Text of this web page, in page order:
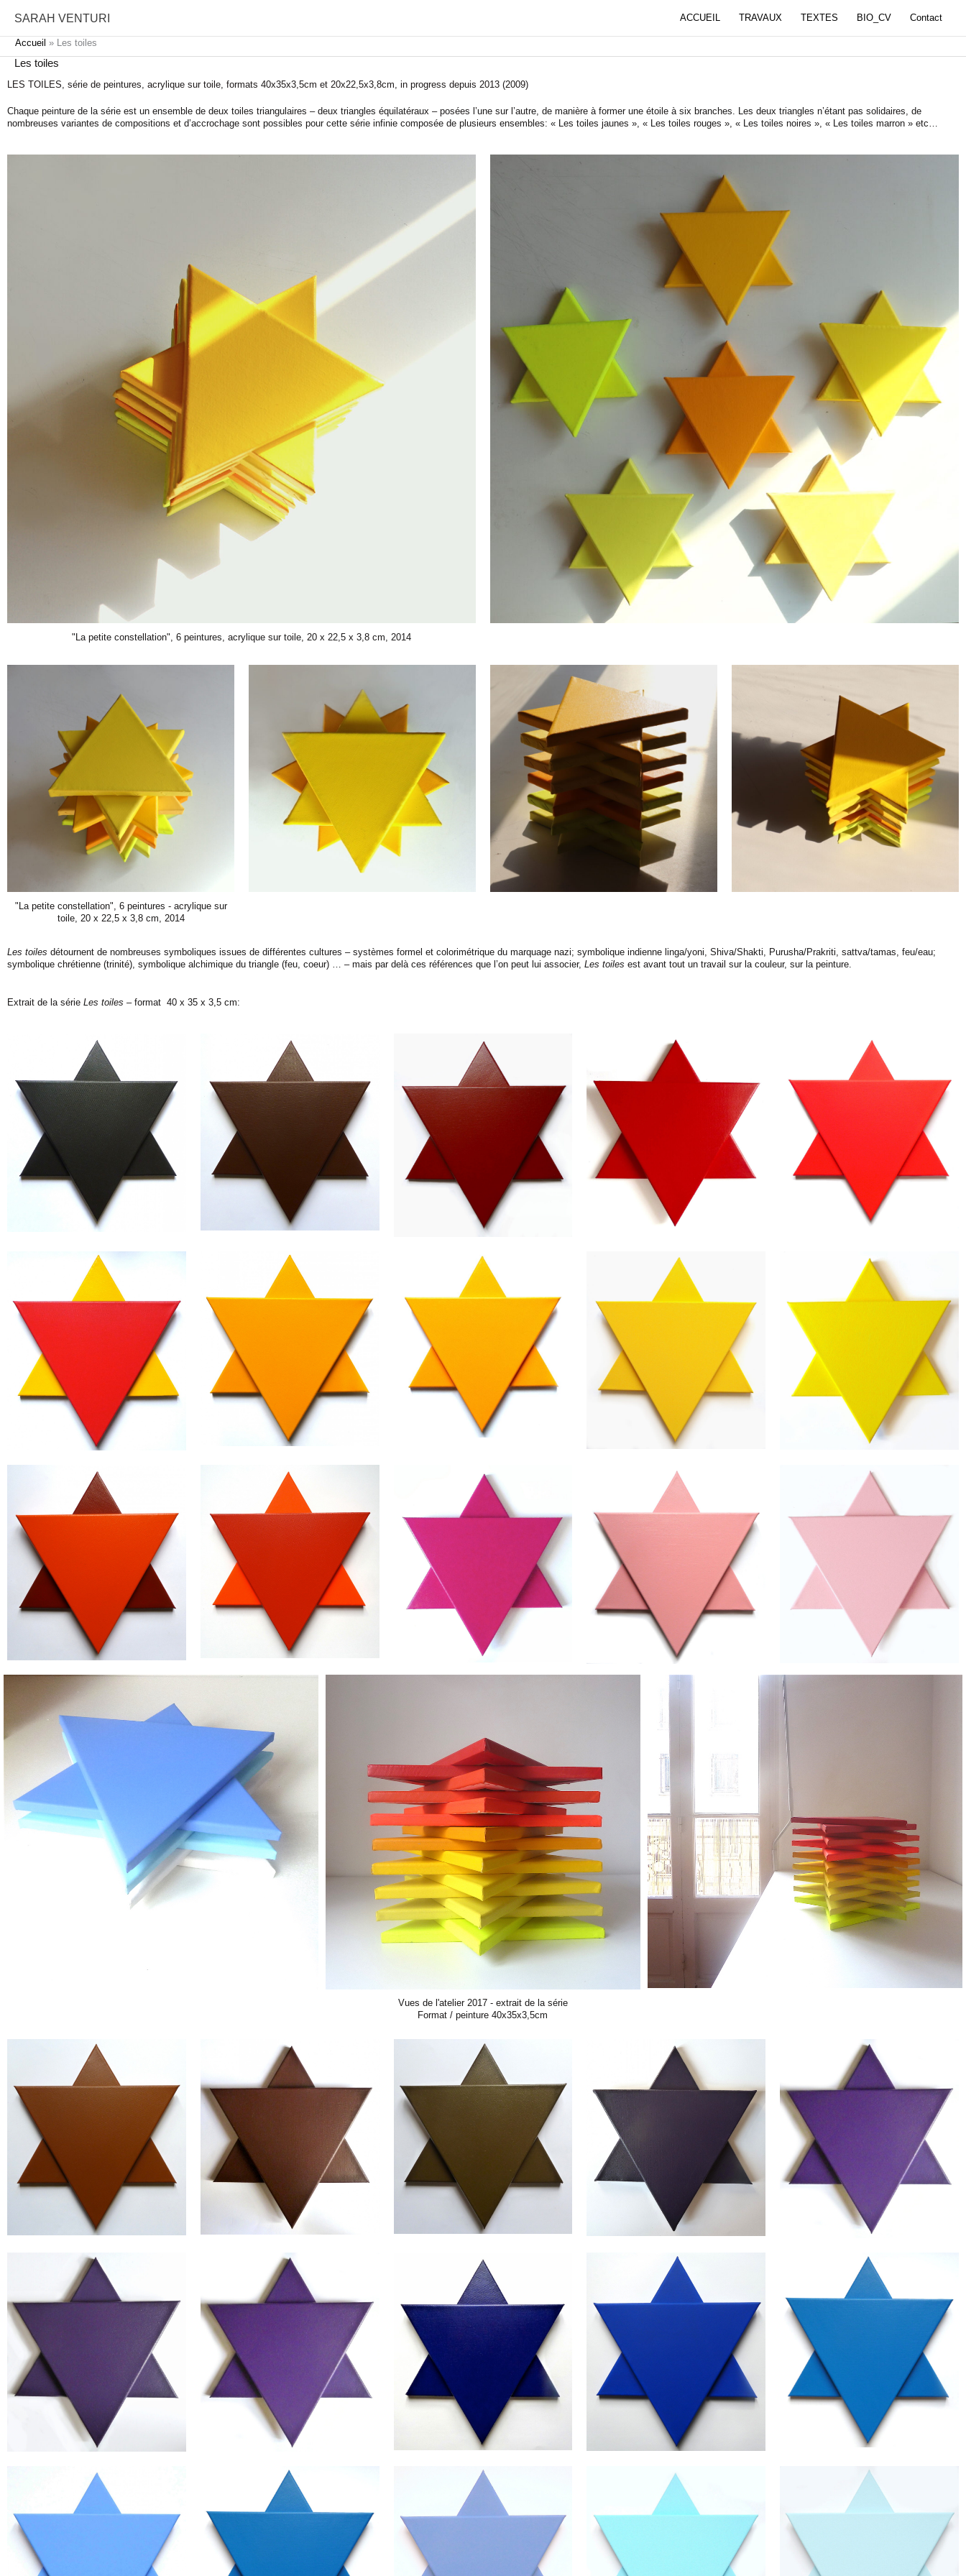
SARAH VENTURI ACCUEIL TRAVAUX TEXTES BIO_CV Contact
Accueil Les toiles
Les toiles
LES TOILES, série de peintures, acrylique sur toile, formats 40x35x3,5cm et 20x22,5x3,8cm, in progress depuis 2013 (2009)
Chaque peinture de la série est un ensemble de deux toiles triangulaires – deux triangles équilatéraux – posées l’une sur l’autre, de manière à former une étoile à six branches. Les deux triangles n’étant pas solidaires, de
nombreuses variantes de compositions et d’accrochage sont possibles pour cette série infinie composée de plusieurs ensembles: « Les toiles jaunes », « Les toiles rouges », « Les toiles noires », « Les toiles marron » etc…
"La petite constellation", 6 peintures, acrylique sur toile, 20 x 22,5 x 3,8 cm, 2014
"La petite constellation", 6 peintures - acrylique sur
toile, 20 x 22,5 x 3,8 cm, 2014
Les toiles détournent de nombreuses symboliques issues de différentes cultures – systèmes formel et colorimétrique du marquage nazi; symbolique indienne linga/yoni, Shiva/Shakti, Purusha/Prakriti, sattva/tamas, feu/eau;
symbolique chrétienne (trinité), symbolique alchimique du triangle (feu, coeur) … – mais par delà ces références que l’on peut lui associer, Les toiles est avant tout un travail sur la couleur, sur la peinture.
Extrait de la série Les toiles – format 40 x 35 x 3,5 cm:
Vues de l'atelier 2017 - extrait de la série
Format / peinture 40x35x3,5cm